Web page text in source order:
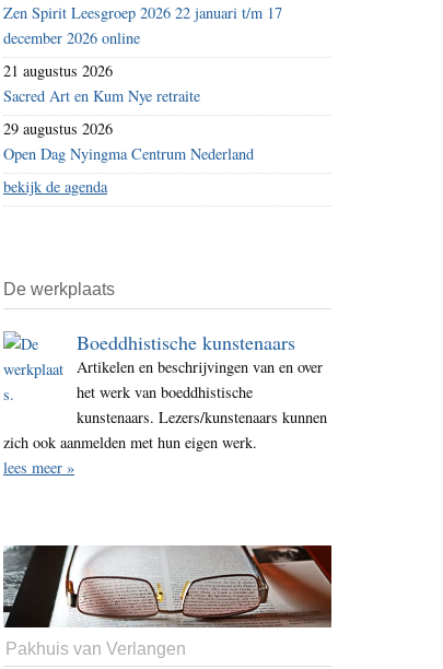
Zen Spirit Leesgroep 2026 22 januari t/m 17
december 2026 online
21 augustus 2026
Sacred Art en Kum Nye retraite
29 augustus 2026
Open Dag Nyingma Centrum Nederland
bekijk de agenda
De werkplaats
Boeddhistische kunstenaars
Artikelen en beschrijvingen van en over
het werk van boeddhistische
kunstenaars. Lezers/kunstenaars kunnen
zich ook aanmelden met hun eigen werk.
lees meer »
Pakhuis van Verlangen